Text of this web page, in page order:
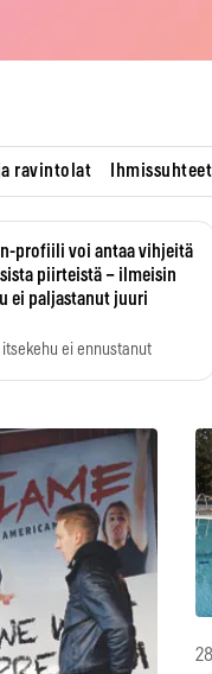
ravintolat Ihmissuhteet
profiili voi antaa vihjeitä
piirteistä – ilmeisin
ei paljastanut juuri
itsekehu ei ennustanut